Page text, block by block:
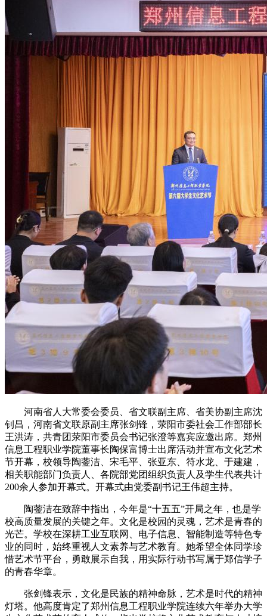
河南省人大常委会委员、省文联副主席、省美协副主席沈
钊昌，河南省文联原副主席张剑锋，荥阳市委社会工作部部长
王洪涛，共青团荥阳市委员会书记张澄等嘉宾应邀出席。郑州
信息工程职业学院董事长陶保富博士出席活动并宣布文化艺术
节开幕，校领导陶蓥洁、宋毛平、张亚东、符水龙、于建建，
相关职能部门负责人、各院部党团组织负责人及学生代表共计
200余人参加开幕式。开幕式由党委副书记王伟超主持。
陶蓥洁在致辞中指出，今年是“十五五”开局之年，也是学
校高质量发展的关键之年。文化是校园的灵魂，艺术是青春的
光芒。学校在深耕工业互联网、电子信息、智能制造等特色专
业的同时，始终重视人文素养与艺术教育。她希望全体同学珍
惜艺术节平台，勇敢展示自我，用实际行动书写属于郑信学子
的青春华章。
张剑锋表示，文化是民族的精神命脉，艺术是时代的精神
灯塔。他高度肯定了郑州信息工程职业学院连续六年举办大学